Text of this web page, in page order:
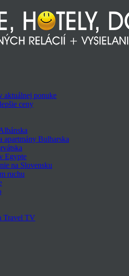
aktuálnej ponuke
ceny
apartmány Bulharska
Egypte
na Slovensku
ruchu
Travel TV